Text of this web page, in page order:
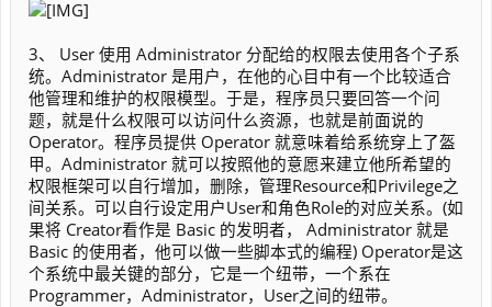
3、 User 使用 Administrator 分配给的权限去使用各个子系
统。Administrator 是用户，在他的心目中有一个比较适合
他管理和维护的权限模型。于是，程序员只要回答一个问
题，就是什么权限可以访问什么资源，也就是前面说的
Operator。程序员提供 Operator 就意味着给系统穿上了盔
甲。Administrator 就可以按照他的意愿来建立他所希望的
权限框架可以自行增加，删除，管理Resource和Privilege之
间关系。可以自行设定用户User和角色Role的对应关系。(如
果将 Creator看作是 Basic 的发明者， Administrator 就是
Basic 的使用者，他可以做一些脚本式的编程) Operator是这
个系统中最关键的部分，它是一个纽带，一个系在
Programmer，Administrator，User之间的纽带。